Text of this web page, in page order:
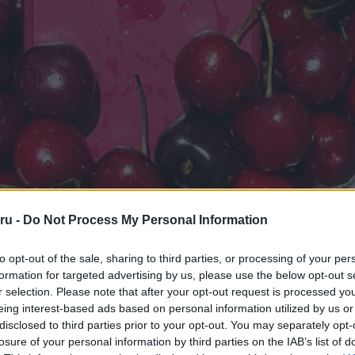
- Do Not Process My Personal Information
opt-out of the sale, sharing to third parties, or processing of your
for targeted advertising by us, please use the below opt-out
selection. Please note that after your opt-out request is processed
interest-based ads based on personal information utilized by us
to third parties prior to your opt-out. You may separately
of your personal information by third parties on the IAB’s list of
alapján a Dark Cherry nem egy élénk vagy hivalkodó vörös
bordós tónusról van szó, amely bizonyos fényviszonyok
is tűnhet. Ez a megoldás lehetővé teszi, hogy a
és professzionális megjelenésű.
ez lehet a szín egyik legnagyobb erőssége. Az okostelefon-